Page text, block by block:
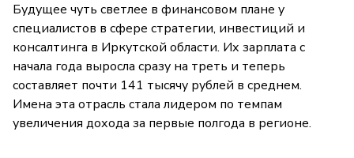
Будущее чуть светлее в финансовом плане у
специалистов в сфере стратегии, инвестиций и
консалтинга в Иркутской области. Их зарплата с
начала года выросла сразу на треть и теперь
составляет почти 141 тысячу рублей в среднем.
Имена эта отрасль стала лидером по темпам
увеличения дохода за первые полгода в регионе.